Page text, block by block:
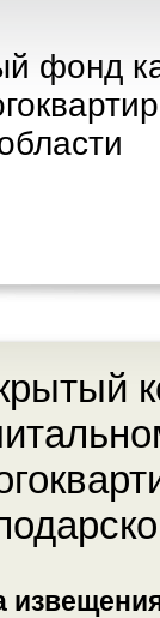
фонд